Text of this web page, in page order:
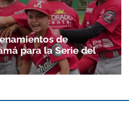
de
para la Serie del